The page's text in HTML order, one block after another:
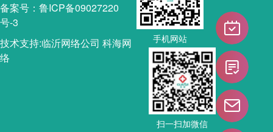
备案号：鲁ICP备09027220
号-3
技术支持:临沂网络公司 科海网
络
手机网站
扫一扫加微信